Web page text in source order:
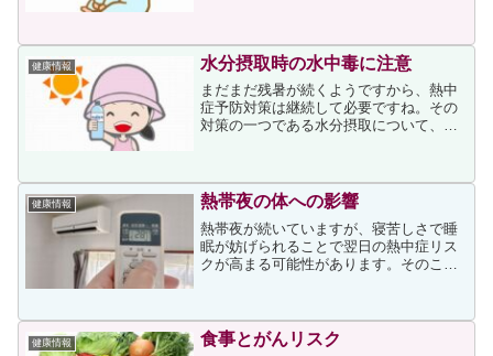
次の説明がありました。イ...
健康情報 水分摂取時の水中毒に注意
まだまだ残暑が続くようですから、熱中
症予防対策は継続して必要ですね。その
対策の一つである水分摂取について、水
中毒」という言葉はメディアでも取り上
げられていましたが、わか...
健康情報 熱帯夜の体への影響
熱帯夜が続いていますが、寝苦しさで睡
眠が妨げられることで翌日の熱中症リス
クが高まる可能性があります。そのこと
て、次のように説明されています。通
常、体の中心部の深部体温が...
健康情報 食事とがんリスク